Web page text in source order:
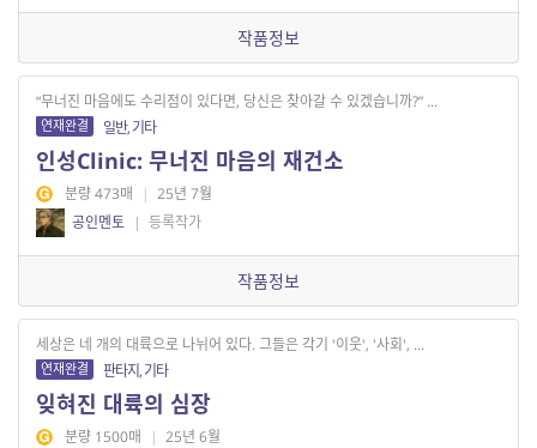
작품정보
“무너진 마음에도 수리점이 있다면, 당신은 찾아갈 수 있겠습니까?” ...
연재완결 일반, 기타
인성Clinic: 무너진 마음의 재건소
분량 473매 | 25년 7월
공인멘토 | 등록작가
작품정보
세상은 네 개의 대륙으로 나뉘어 있다. 그들은 각기 '이웃', '사회', ...
연재완결 판타지, 기타
잊혀진 대륙의 심장
분량 1500매 | 25년 6월